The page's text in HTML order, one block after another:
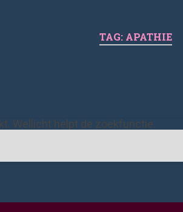
TAG: APATHIE
Wellicht helpt de zoekfunctie.